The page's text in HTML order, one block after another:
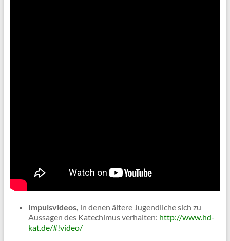
Impulsvideos, in denen ältere Jugendliche sich zu
Aussagen des Katechimus verhalten: http://www.hd-
kat.de/#!video/